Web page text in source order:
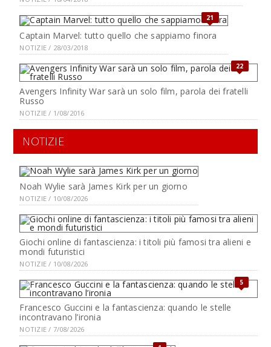
21
Captain Marvel: tutto quello che sappiamo finora
NOTIZIE / 28/03/2018
22
Avengers Infinity War sarà un solo film, parola dei fratelli
Russo
NOTIZIE / 1/08/2016
NOTIZIE
Noah Wylie sarà James Kirk per un giorno
NOTIZIE / 10/08/2026
Giochi online di fantascienza: i titoli più famosi tra alieni e
mondi futuristici
NOTIZIE / 10/08/2026
5
Francesco Guccini e la fantascienza: quando le stelle
incontravano l’ironia
NOTIZIE / 7/08/2026